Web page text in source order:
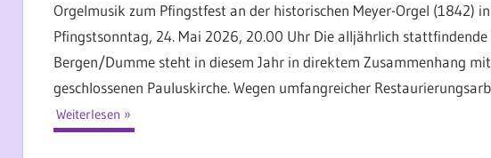
Orgelmusik zum Pfingstfest an der historischen Meyer-Orgel (1842)
Pfingstsonntag, 24. Mai 2026, 20.00 Uhr Die alljährlich
Bergen/Dumme steht in diesem Jahr in direktem Zusammenhang
geschlossenen Pauluskirche. Wegen umfangreicher
Weiterlesen